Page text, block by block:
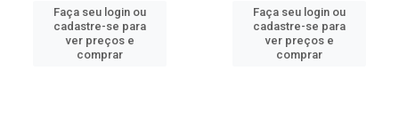
Faça seu login ou
cadastre-se para
ver preços e
comprar
Faça seu login ou
cadastre-se para
ver preços e
comprar